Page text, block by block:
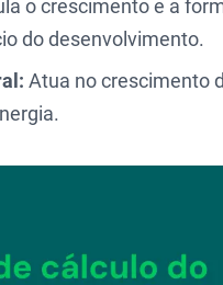
o crescimento e a
do desenvolvimento.
Atua no crescimento